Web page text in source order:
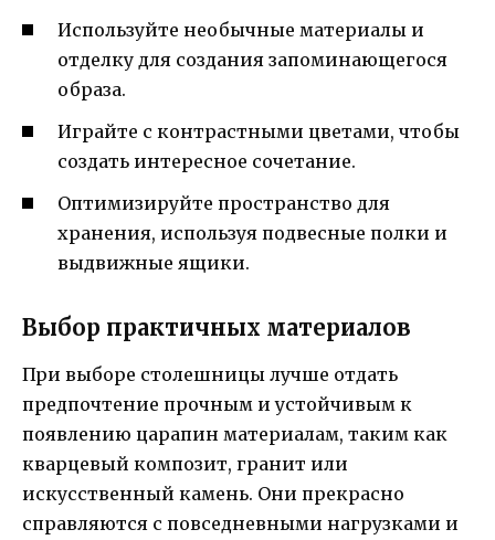
Используйте необычные материалы и
отделку для создания запоминающегося
образа.
Играйте с контрастными цветами, чтобы
создать интересное сочетание.
Оптимизируйте пространство для
хранения, используя подвесные полки и
выдвижные ящики.
Выбор практичных материалов
При выборе столешницы лучше отдать
предпочтение прочным и устойчивым к
появлению царапин материалам, таким как
кварцевый композит, гранит или
искусственный камень. Они прекрасно
справляются с повседневными нагрузками и